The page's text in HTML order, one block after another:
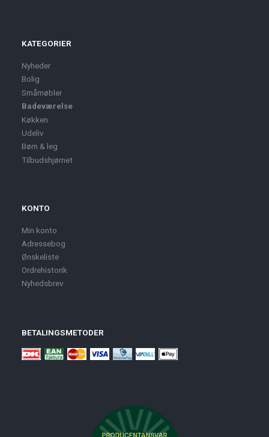
KATEGORIER
Nyheder
Bolig
Småmøbler
Badeværelse
Køkken
Udeliv
Børn & leg
Tilbudshjørnet
KONTO
Min konto
Adressebog
Ønskeliste
Ordrehistorik
Nyhedsbrev
BETALINGSMETODER